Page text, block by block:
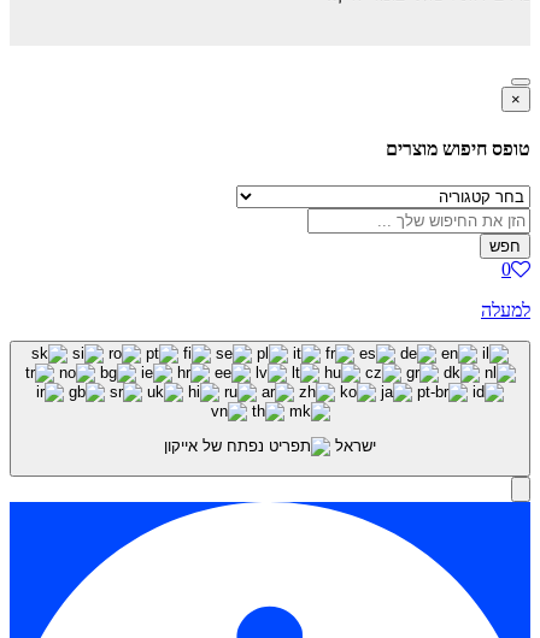
×
טופס חיפוש מוצרים
חפש
0
למעלה
ישראל